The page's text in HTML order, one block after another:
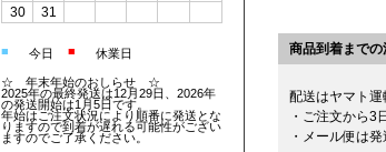
商品到着までの
配送はヤマト運
・ご注文から3
・メール便は
30
31
■ 今日 ■ 休業日
☆ 年末年始のおしらせ ☆
2025年の最終発送は12月29日、2026年
の発送開始は1月5日です。
年始はご注文状況により順番に発送とな
りますので到着が遅れる可能性がござい
ますのでご了承ください。